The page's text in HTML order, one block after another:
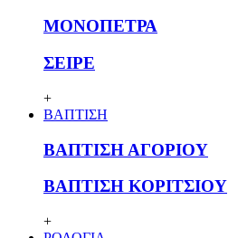
ΜΟΝΟΠΕΤΡΑ
ΣΕΙΡΕ
+
ΒΑΠΤΙΣΗ
ΒΑΠΤΙΣΗ ΑΓΟΡΙΟΥ
ΒΑΠΤΙΣΗ ΚΟΡΙΤΣΙΟΥ
+